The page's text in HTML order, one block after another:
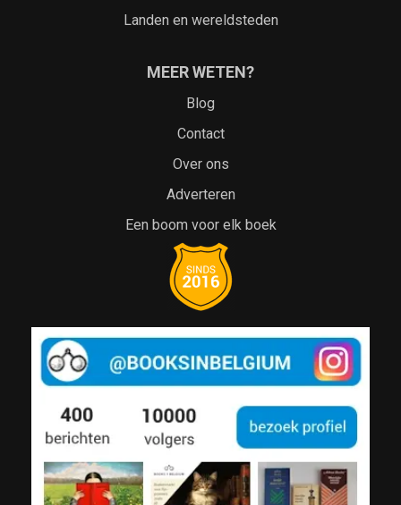
Landen en wereldsteden
MEER WETEN?
Blog
Contact
Over ons
Adverteren
Een boom voor elk boek